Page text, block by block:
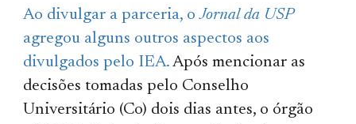
Ao divulgar a parceria, oJornal da USP
agregou alguns outros aspectos aos
divulgados pelo IEA.Após mencionar as
decisões tomadas pelo Conselho
Universitário (Co) dois dias antes, o órgão